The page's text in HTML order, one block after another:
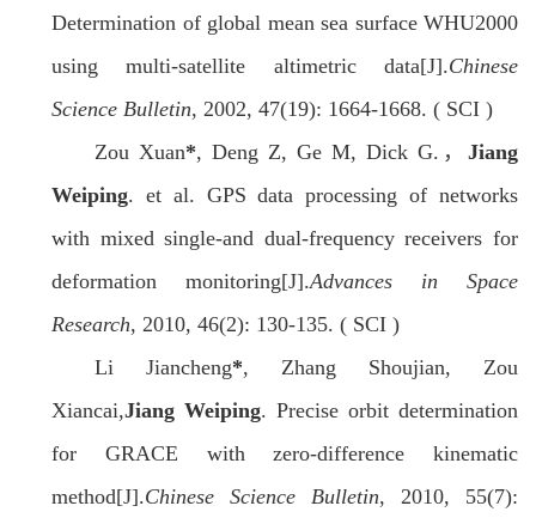
Determination of global mean sea surface WHU2000
using multi-satellite altimetric data[J].Chinese
Science Bulletin, 2002, 47(19): 1664-1668. ( SCI )
Zou Xuan*, Deng Z, Ge M, Dick G.， Jiang
Weiping. et al. GPS data processing of networks
with mixed single-and dual-frequency receivers for
deformation monitoring[J].Advances in Space
Research, 2010, 46(2): 130-135. ( SCI )
Li Jiancheng*, Zhang Shoujian, Zou
Xiancai,Jiang Weiping. Precise orbit determination
for GRACE with zero-difference kinematic
method[J].Chinese Science Bulletin, 2010, 55(7):